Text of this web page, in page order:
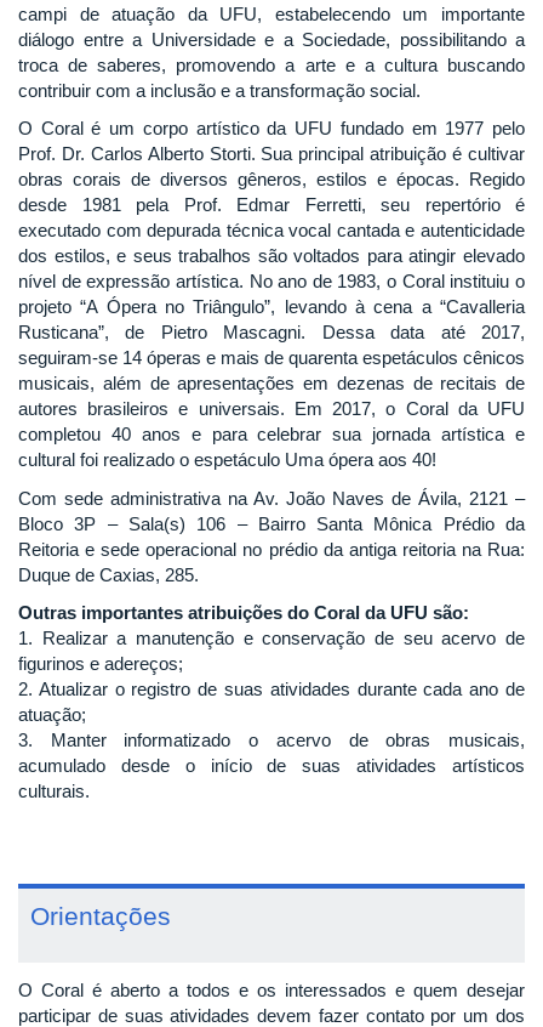
campi de atuação da UFU, estabelecendo um importante
diálogo entre a Universidade e a Sociedade, possibilitando a
troca de saberes, promovendo a arte e a cultura buscando
contribuir com a inclusão e a transformação social.
O Coral é um corpo artístico da UFU fundado em 1977 pelo
Prof. Dr. Carlos Alberto Storti. Sua principal atribuição é cultivar
obras corais de diversos gêneros, estilos e épocas. Regido
desde 1981 pela Prof. Edmar Ferretti, seu repertório é
executado com depurada técnica vocal cantada e autenticidade
dos estilos, e seus trabalhos são voltados para atingir elevado
nível de expressão artística. No ano de 1983, o Coral instituiu o
projeto “A Ópera no Triângulo”, levando à cena a “Cavalleria
Rusticana”, de Pietro Mascagni. Dessa data até 2017,
seguiram-se 14 óperas e mais de quarenta espetáculos cênicos
musicais, além de apresentações em dezenas de recitais de
autores brasileiros e universais. Em 2017, o Coral da UFU
completou 40 anos e para celebrar sua jornada artística e
cultural foi realizado o espetáculo Uma ópera aos 40!
Com sede administrativa na Av. João Naves de Ávila, 2121 –
Bloco 3P – Sala(s) 106 – Bairro Santa Mônica Prédio da
Reitoria e sede operacional no prédio da antiga reitoria na Rua:
Duque de Caxias, 285.
Outras importantes atribuições do Coral da UFU são:
1. Realizar a manutenção e conservação de seu acervo de
figurinos e adereços;
2. Atualizar o registro de suas atividades durante cada ano de
atuação;
3. Manter informatizado o acervo de obras musicais,
acumulado desde o início de suas atividades artísticos
culturais.
Orientações
O Coral é aberto a todos e os interessados e quem desejar
participar de suas atividades devem fazer contato por um dos